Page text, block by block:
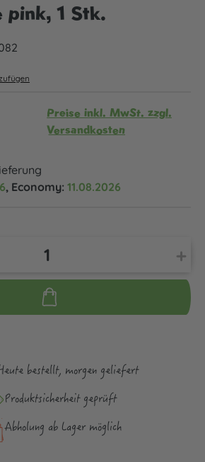
pink, 1 Stk.
Preise inkl. MwSt. zzgl.
Versandkosten
, Economy: 11.08.2026
bestellt, morgen geliefert
Produktsicher­heit geprüft
Abholung ab Lager möglich